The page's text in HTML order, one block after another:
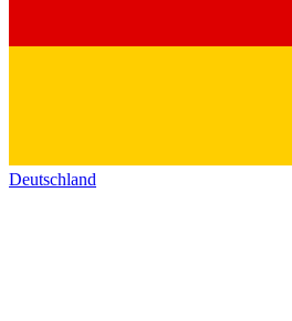
Deutschland